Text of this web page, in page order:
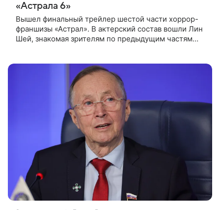
«Астрала 6»
Вышел финальный трейлер шестой части хоррор-
франшизы «Астрал». В актерский состав вошли Лин
Шей, знакомая зрителям по предыдущим частям